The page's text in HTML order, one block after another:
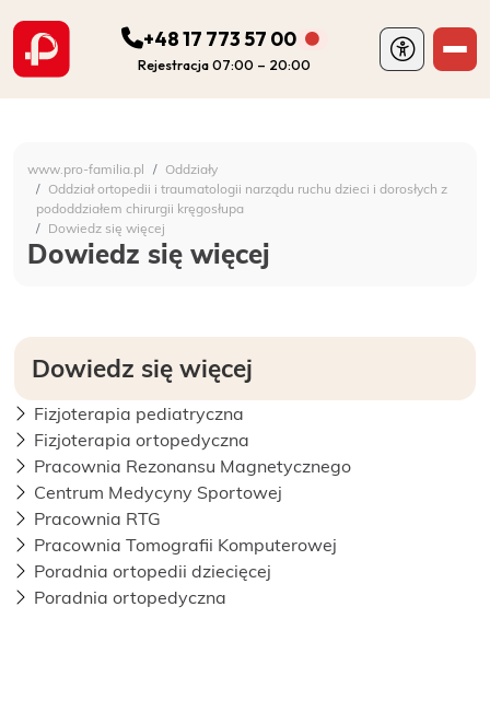
Szpital Specjalistyczny
+48 17 773 57 00
Rejestracja 07:00 – 20:00
PORADNIE
FIZJOTERAPIA
POZOSTAŁA DZIAŁALNOŚĆ SZPITALA
DLA PACJENTA
O NAS
KONTAKT
www.pro-familia.pl
Oddziały
Oddział ortopedii i traumatologii narządu ruchu dzieci i dorosłych z
pododdziałem chirurgii kręgosłupa
Dowiedz się więcej
Dowiedz się więcej
Dowiedz się więcej
Fizjoterapia pediatryczna
Fizjoterapia ortopedyczna
Pracownia Rezonansu Magnetycznego
Centrum Medycyny Sportowej
Pracownia RTG
Pracownia Tomografii Komputerowej
Poradnia ortopedii dziecięcej
Poradnia ortopedyczna